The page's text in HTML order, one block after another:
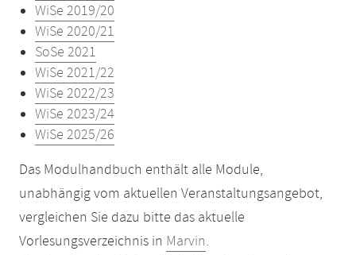
WiSe 2019/20
WiSe 2020/21
SoSe 2021
WiSe 2021/22
WiSe 2022/23
WiSe 2023/24
WiSe 2025/26
Das Modulhandbuch enthält alle Module,
unabhängig vom aktuellen Veranstaltungsangebot,
vergleichen Sie dazu bitte das aktuelle
Vorlesungsverzeichnis in Marvin.